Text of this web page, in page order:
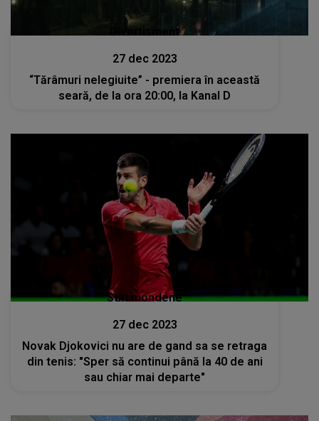
Divertisment
27 dec 2023
“Tărâmuri nelegiuite” - premiera în această
seară, de la ora 20:00, la Kanal D
Stiri mondene
27 dec 2023
Novak Djokovici nu are de gand sa se retraga
din tenis: "Sper să continui până la 40 de ani
sau chiar mai departe"